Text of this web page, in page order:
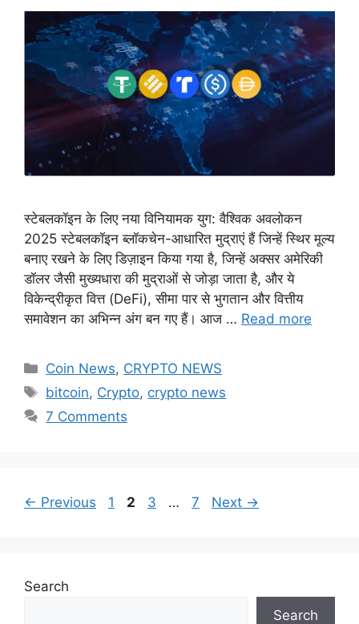
स्टेबलकॉइन के लिए नया विनियामक युग: वैश्विक अवलोकन
2025 स्टेबलकॉइन ब्लॉकचेन-आधारित मुद्राएं हैं जिन्हें स्थिर मूल्य
बनाए रखने के लिए डिज़ाइन किया गया है, जिन्हें अक्सर अमेरिकी
डॉलर जैसी मुख्यधारा की मुद्राओं से जोड़ा जाता है, और ये
विकेन्द्रीकृत वित्त (DeFi), सीमा पार से भुगतान और वित्तीय
समावेशन का अभिन्न अंग बन गए हैं। आज … Read more
Categories
Coin News, CRYPTO NEWS
Tags
bitcoin, Crypto, crypto news
7 Comments
← Previous Page
1 Page
2 Page
3 … Page
7 Next →
Search
Search